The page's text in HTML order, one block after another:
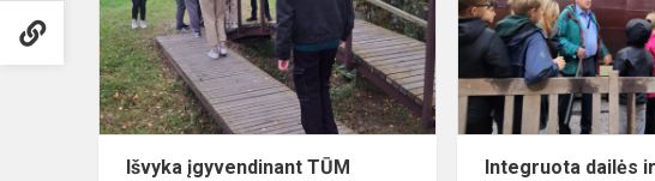
programos
integruoto
formaliojo
STE...
Išvyka įgyvendinant TŪM
Integruota dailės ir